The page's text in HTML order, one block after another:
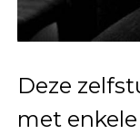
Deze
met